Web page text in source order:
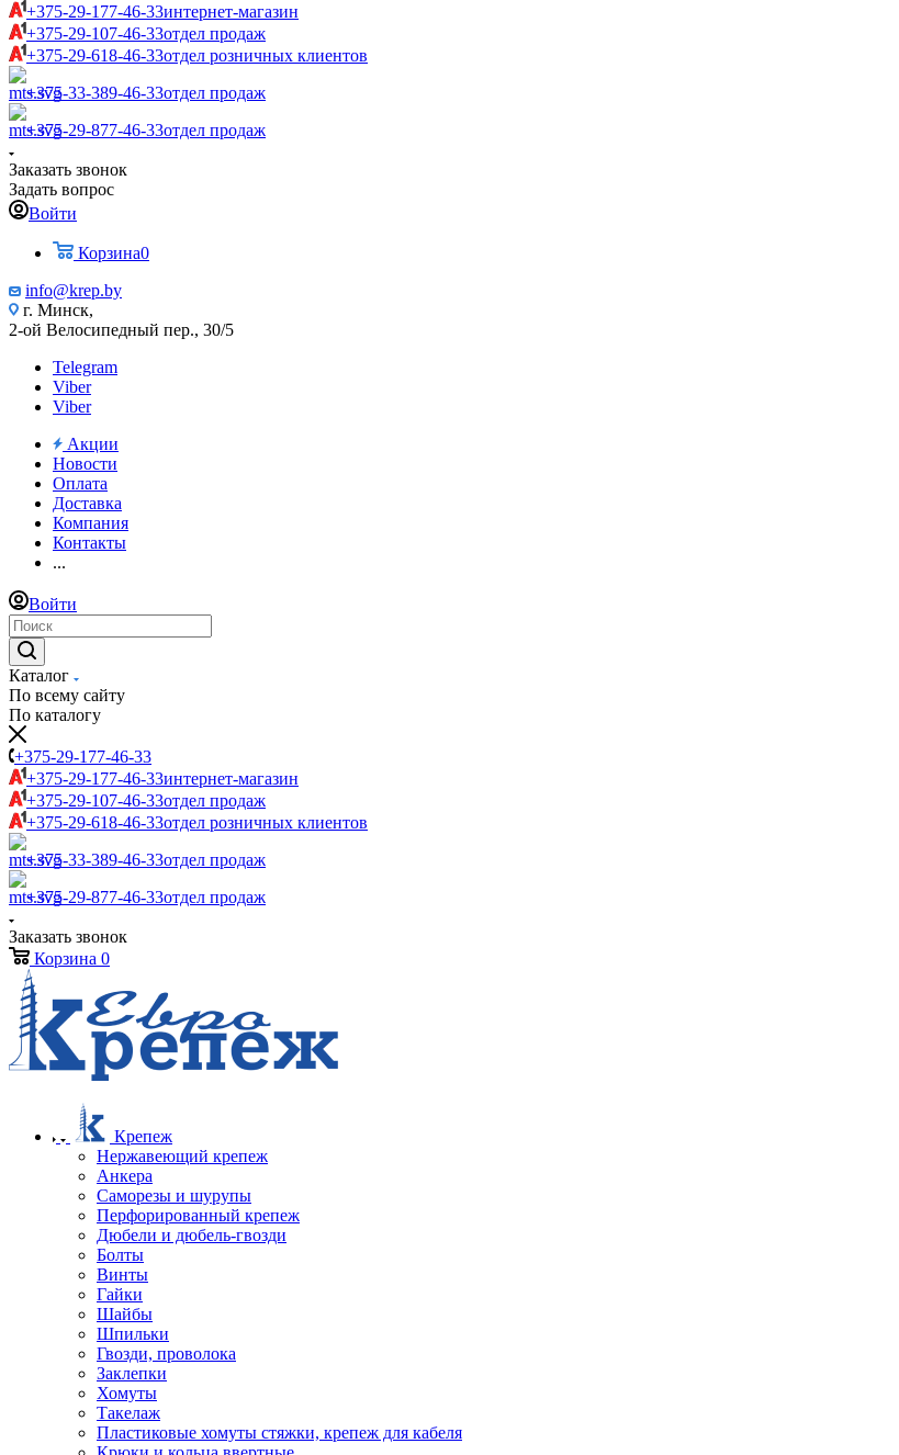
+375-29-177-46-33интернет-магазин
+375-29-107-46-33отдел продаж
+375-29-618-46-33отдел розничных клиентов
+375-33-389-46-33отдел продаж
+375-29-877-46-33отдел продаж
Заказать звонок
Задать вопрос
Войти
Корзина0
info@krep.by
г. Минск,
2-ой Велосипедный пер., 30/5
Telegram
Viber
Viber
Акции
Новости
Оплата
Доставка
Компания
Контакты
...
Войти
Каталог
По всему сайту
По каталогу
+375-29-177-46-33
+375-29-177-46-33интернет-магазин
+375-29-107-46-33отдел продаж
+375-29-618-46-33отдел розничных клиентов
+375-33-389-46-33отдел продаж
+375-29-877-46-33отдел продаж
Заказать звонок
Корзина 0
Крепеж
Нержавеющий крепеж
Анкера
Саморезы и шурупы
Перфорированный крепеж
Дюбели и дюбель-гвозди
Болты
Винты
Гайки
Шайбы
Шпильки
Гвозди, проволока
Заклепки
Хомуты
Такелаж
Пластиковые хомуты стяжки, крепеж для кабеля